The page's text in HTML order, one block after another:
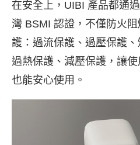
在安全上，UIBI 產品都通
灣 BSMI 認證，不僅防火
護：過流保護、過壓保護
過熱保護、減壓保護，讓
也能安心使用。